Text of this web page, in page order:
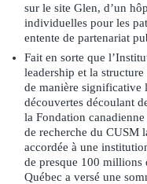
sur le site Glen, d’un
individuelles pour les
entente de partenariat
Fait en sorte que
leadership et la structure
de manière significative
découvertes découlant
la Fondation
de recherche du CUSM
accordée à une
de presque 100 millions
Québec a versé une